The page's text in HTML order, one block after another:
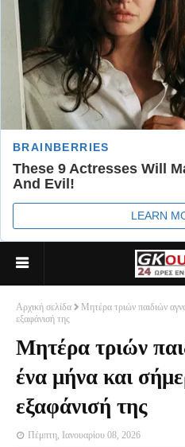
Αρχική σελίδα
Μητέρα τριών παιδιών
εξαφάνισή της
Μητέρα τριών
ένα μήνα και
εξαφάνισή της
Πέμπτη, Ιανουαρίου 08, 2026